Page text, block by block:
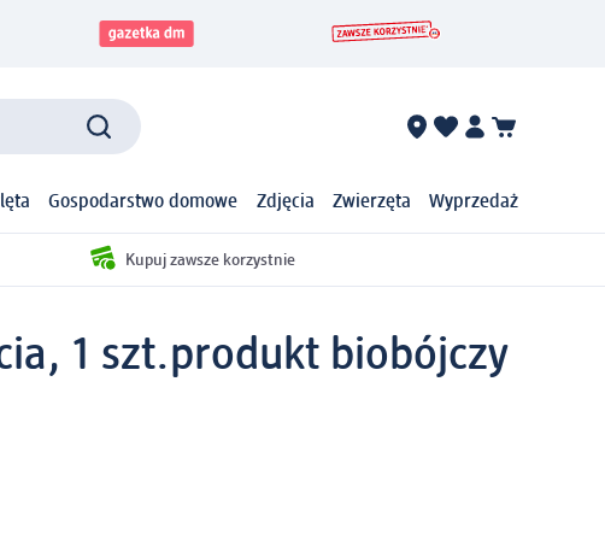
Gospodarstwo domowe Zdjęcia Zwierzęta Wyprzedaż
Kupuj zawsze korzystnie
1 szt.produkt biobójczy